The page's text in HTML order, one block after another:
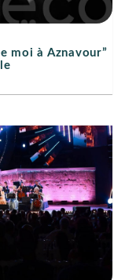
moi à Aznavour”